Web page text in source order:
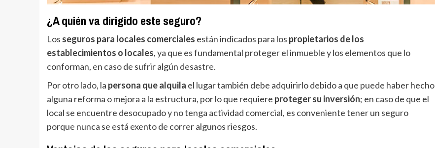
¿A quién va dirigido este seguro?
Los seguros para locales comerciales están indicados para los propietarios de los
establecimientos o locales, ya que es fundamental proteger el inmueble y los elementos que lo
conforman, en caso de sufrir algún desastre.
Por otro lado, la persona que alquila el lugar también debe adquirirlo debido a que puede haber hecho
alguna reforma o mejora a la estructura, por lo que requiere proteger su inversión; en caso de que el
local se encuentre desocupado y no tenga actividad comercial, es conveniente tener un seguro
porque nunca se está exento de correr algunos riesgos.